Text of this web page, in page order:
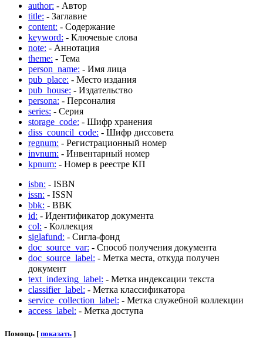
author: - Автор
title: - Заглавие
content: - Содержание
keyword: - Ключевые слова
note: - Аннотация
theme: - Тема
person_name: - Имя лица
pub_place: - Место издания
pub_house: - Издательство
persona: - Персоналия
series: - Серия
storage_code: - Шифр хранения
diss_council_code: - Шифр диссовета
regnum: - Регистрационный номер
invnum: - Инвентарный номер
kpnum: - Номер в реестре КП
isbn: - ISBN
issn: - ISSN
bbk: - BBK
id: - Идентификатор документа
col: - Коллекция
siglafund: - Сигла-фонд
doc_source_var: - Способ получения документа
doc_source_label: - Метка места, откуда получен
документ
text_indexing_label: - Метка индексации текста
classifier_label: - Метка классификатора
service_collection_label: - Метка служебной коллекции
access_label: - Метка доступа
Помощь [ показать ]